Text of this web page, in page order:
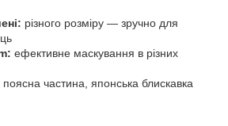
різного розміру — зручно для
ефективне маскування в різних
частина, японська блискавка